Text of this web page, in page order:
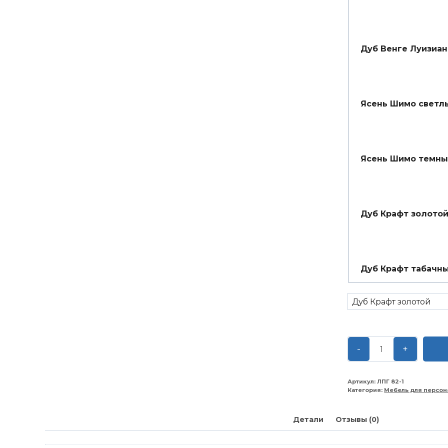
Дуб Венге
Ясень Шимо
Ясень Шимо
Дуб Крафт
Дуб Крафт
-
для
одежды
горизонтальной
штангой
820*580*2030
+
Артикул:ЛПГ 82-1
Категория: Мебель для
Детали Отзывы (0)